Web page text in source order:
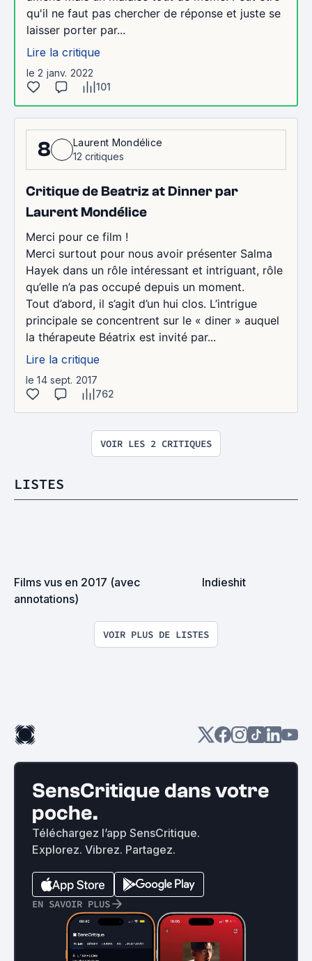
qu'il ne faut pas chercher de réponse et juste se
laisser porter par...
Lire la critique
le 2 janv. 2022
101
8
Laurent Mondélice
12 critiques
Critique de Beatriz at Dinner par
Laurent Mondélice
Merci pour ce film !
Merci surtout pour nous avoir présenter Salma
Hayek dans un rôle intéressant et intriguant, rôle
qu’elle n’a pas occupé depuis un moment.
Tout d’abord, il s’agit d’un hui clos. L’intrigue
principale se concentrent sur le « diner » auquel
la thérapeute Béatrix est invité par...
Lire la critique
le 14 sept. 2017
762
VOIR LES 2 CRITIQUES
LISTES
Films vus en 2017 (avec
annotations)
Indieshit
VOIR PLUS DE LISTES
SensCritique dans votre
poche.
Téléchargez l’app SensCritique.
Explorez. Vibrez. Partagez.
EN SAVOIR PLUS